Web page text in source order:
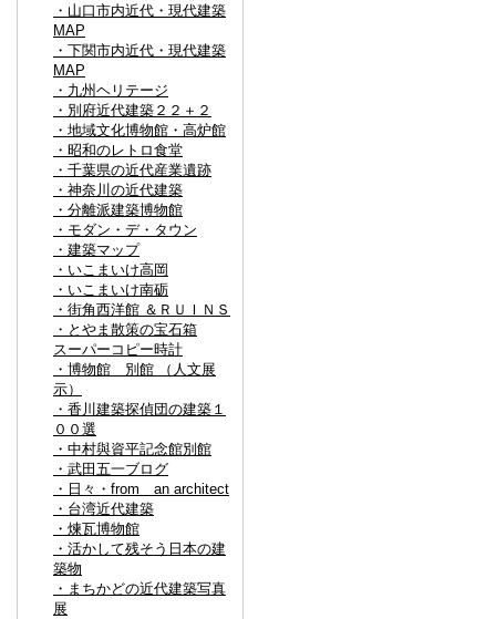
・山口市内近代・現代建築
MAP
・下関市内近代・現代建築
MAP
・九州ヘリテージ
・別府近代建築２２＋２
・地域文化博物館・高炉館
・昭和のレトロ食堂
・千葉県の近代産業遺跡
・神奈川の近代建築
・分離派建築博物館
・モダン・デ・タウン
・建築マップ
・いこまいけ高岡
・いこまいけ南砺
・街角西洋館 ＆ＲＵＩＮＳ
・とやま散策の宝石箱
スーパーコピー時計
・博物館 別館 （人文展
示）
・香川建築探偵団の建築１
００選
・中村與資平記念館別館
・武田五一ブログ
・日々・from an architect
・台湾近代建築
・煉瓦博物館
・活かして残そう日本の建
築物
・まちかどの近代建築写真
展